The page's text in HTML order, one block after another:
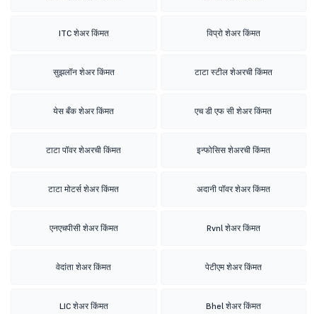
ITC शेअर किंमत विप्रो शेअर किंमत
सुझलॉन शेअर किंमत टाटा स्टील शेअरची किंमत
येस बँक शेअर किंमत एच डी एफ सी शेअर किंमत
टाटा पॉवर शेअरची किंमत इन्फोसिस शेअरची किंमत
टाटा मोटर्स शेअर किंमत अदानी पॉवर शेअर किंमत
एनएचपीसी शेअर किंमत Rvnl शेअर किंमत
वेदांता शेअर किंमत पेटीएम शेअर किंमत
LIC शेअर किंमत Bhel शेअर किंमत